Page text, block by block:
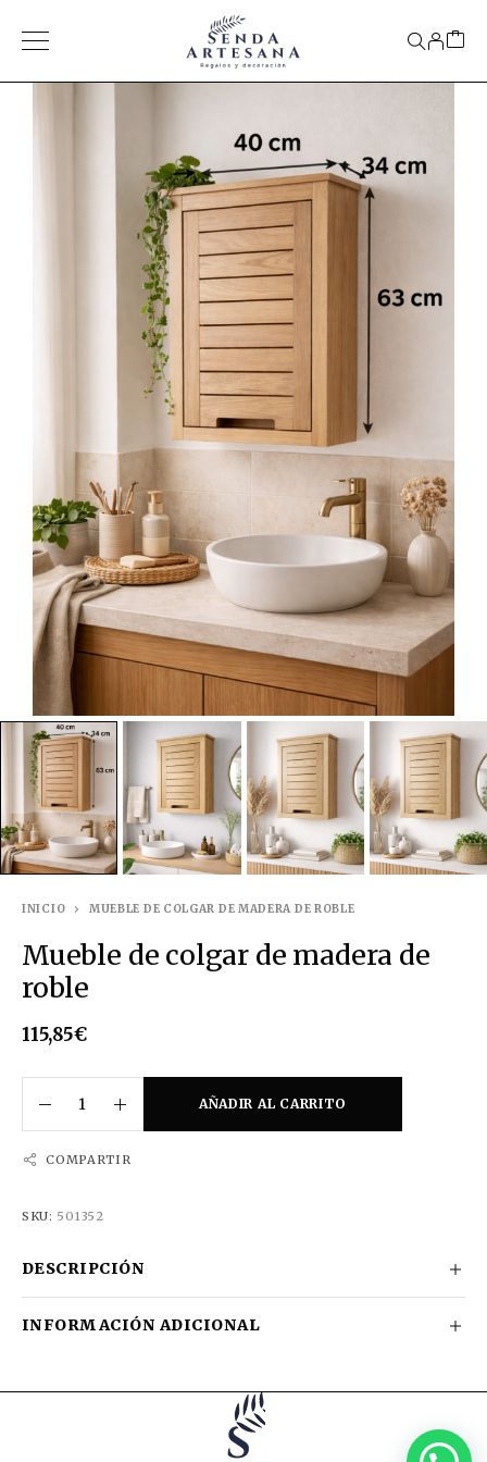
INICIO MUEBLE DE COLGAR DE MADERA DE ROBLE
Mueble de colgar de madera de
roble
115,85€
AÑADIR AL CARRITO
COMPARTIR
SKU: 501352
DESCRIPCIÓN
INFORMACIÓN ADICIONAL